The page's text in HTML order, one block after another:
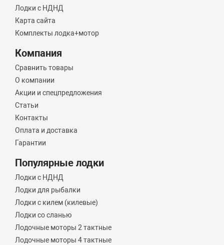
Лодки с НДНД
Карта сайта
Комплекты лодка+мотор
Компания
Сравнить товары
О компании
Акции и спецпредложения
Статьи
Контакты
Оплата и доставка
Гарантии
Популярные лодки
Лодки с НДНД
Лодки для рыбалки
Лодки с килем (килевые)
Лодки со сланью
Лодочные моторы 2 тактные
Лодочные моторы 4 тактные